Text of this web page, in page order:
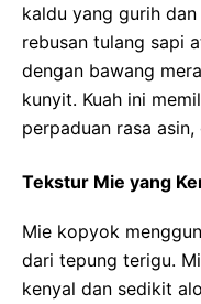
kaldu yang gurih
rebusan tulang sapi
dengan bawang
kunyit. Kuah ini
perpaduan rasa
Tekstur Mie yang
Mie kopyok
dari tepung terigu.
kenyal dan sedikit